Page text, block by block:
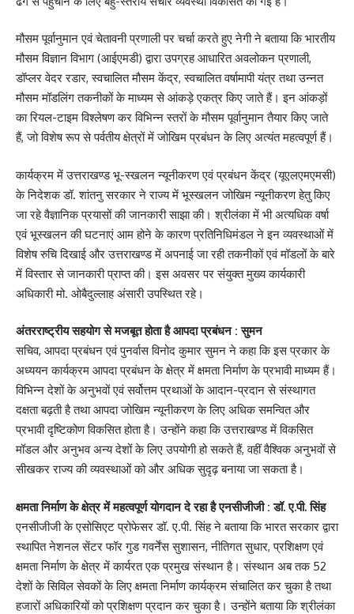
मौसम पूर्वानुमान एवं चेतावनी प्रणाली पर चर्चा करते हुए नेगी ने बताया कि भारतीय
मौसम विज्ञान विभाग (आईएमडी) द्वारा उपग्रह आधारित अवलोकन प्रणाली,
डॉप्लर वेदर रडार, स्वचालित मौसम केंद्र, स्वचालित वर्षामापी यंत्र तथा उन्नत
मौसम मॉडलिंग तकनीकों के माध्यम से आंकड़े एकत्र किए जाते हैं। इन आंकड़ों
का रियल-टाइम विश्लेषण कर विभिन्न स्तरों के मौसम पूर्वानुमान तैयार किए जाते
हैं, जो विशेष रूप से पर्वतीय क्षेत्रों में जोखिम प्रबंधन के लिए अत्यंत महत्वपूर्ण हैं।
कार्यक्रम में उत्तराखण्ड भू-स्खलन न्यूनीकरण एवं प्रबंधन केंद्र (यूएलएमएमसी)
के निदेशक डॉ. शांतनु सरकार ने राज्य में भूस्खलन जोखिम न्यूनीकरण हेतु किए
जा रहे वैज्ञानिक प्रयासों की जानकारी साझा की। श्रीलंका में भी अत्यधिक वर्षा
एवं भूस्खलन की घटनाएं आम होने के कारण प्रतिनिधिमंडल ने इन व्यवस्थाओं में
विशेष रुचि दिखाई और उत्तराखण्ड में अपनाई जा रही तकनीकों एवं मॉडलों के बारे
में विस्तार से जानकारी प्राप्त की। इस अवसर पर संयुक्त मुख्य कार्यकारी
अधिकारी मो. ओबैदुल्लाह अंसारी उपस्थित रहे।
अंतरराष्ट्रीय सहयोग से मजबूत होता है आपदा प्रबंधन : सुमन
सचिव, आपदा प्रबंधन एवं पुनर्वास विनोद कुमार सुमन ने कहा कि इस प्रकार के
अध्ययन कार्यक्रम आपदा प्रबंधन के क्षेत्र में क्षमता निर्माण के प्रभावी माध्यम हैं।
विभिन्न देशों के अनुभवों एवं सर्वोत्तम प्रथाओं के आदान-प्रदान से संस्थागत
दक्षता बढ़ती है तथा आपदा जोखिम न्यूनीकरण के लिए अधिक समन्वित और
प्रभावी दृष्टिकोण विकसित होता है। उन्होंने कहा कि उत्तराखण्ड में विकसित
मॉडल और अनुभव अन्य देशों के लिए उपयोगी हो सकते हैं, वहीं वैश्विक अनुभवों से
सीखकर राज्य की व्यवस्थाओं को और अधिक सुदृढ़ बनाया जा सकता है।
क्षमता निर्माण के क्षेत्र में महत्वपूर्ण योगदान दे रहा है एनसीजीजी : डॉ. ए.पी. सिंह
एनसीजीजी के एसोसिएट प्रोफेसर डॉ. ए.पी. सिंह ने बताया कि भारत सरकार द्वारा
स्थापित नेशनल सेंटर फॉर गुड गवर्नेंस सुशासन, नीतिगत सुधार, प्रशिक्षण एवं
क्षमता निर्माण के क्षेत्र में कार्यरत एक प्रमुख संस्थान है। संस्थान अब तक 52
देशों के सिविल सेवकों के लिए क्षमता निर्माण कार्यक्रम संचालित कर चुका है तथा
हजारों अधिकारियों को प्रशिक्षण प्रदान कर चुका है। उन्होंने बताया कि श्रीलंका